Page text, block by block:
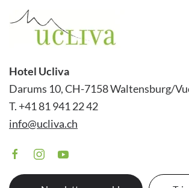
Hotel Ucliva
Darums 10, CH-7158 Waltensburg/
T. +41 81 941 22 42
info@ucliva.ch